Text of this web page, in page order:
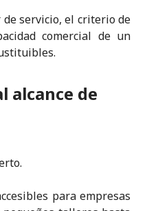
servicio, el criterio de
comercial de un
alcance de
para empresas